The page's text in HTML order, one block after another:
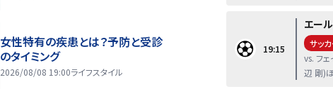
女性特有の疾患とは？予防と受診
のタイミング
2026/08/08 19:00ライフスタイル
19:15
エー
サッ
vs. フ
辺 剛)